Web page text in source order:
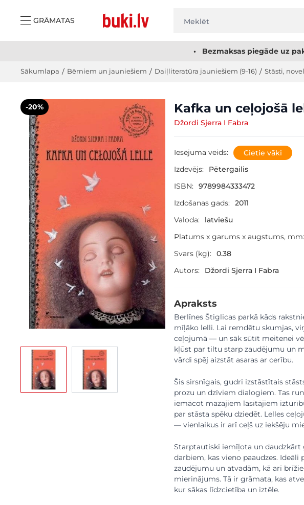
GRĀMATAS
• Bezmaksas piegāde uz
Sākumlapa / Bērniem un jauniešiem / Daiļliteratūra jauniešiem (9-16) / Stāsti,
-20%
Main image
Click to view image in fullscreen
View larger imageView larger image
Kafka un ceļojošā
Džordi Sjerra I Fabra
Iesējuma veids:
Cietie vāki
Izdevējs:
Pētergailis
ISBN:
9789984333472
Izdošanas gads:
2011
Valoda:
latviešu
Platums x garums x augstums, mm:
Svars (kg):
0.38
Autors:
Džordi Sjerra I Fabra
Apraksts
Berlīnes Štiglicas parkā kāds
mīļāko lelli. Lai remdētu skumjas,
ceļojumā — un sāk sūtīt meitenei
kļūst par tiltu starp zaudējumu un
vārdi spēj aizstāt asaras ar cerību.
Šis sirsnīgais, gudri izstāstītais
prozu un dzīviem dialogiem. Tas
iemācot mazajiem lasītājiem
par stāsta spēku dziedēt. Lelles
— vienlaikus ir arī ceļš uz iekšēju
Starptautiski iemīļota un
darbiem, kas vieno paaudzes.
zaudējumu un atvadām, kā arī
mierinājums. Tā ir grāmata, kas
kur sākas līdzcietība un iztēle.